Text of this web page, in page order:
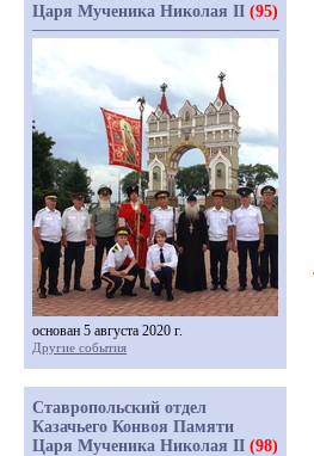
Царя Мученика Николая II (95)
основан 5 августа 2020 г.
Другие события
Ставропольский отдел
Казачьего Конвоя Памяти
Царя Мученика Николая II (98)